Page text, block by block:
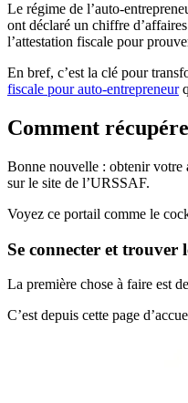
Le régime de l’auto-
ont déclaré un chiffre
l’attestation fiscale pour
En bref, c’est la clé pour
fiscale pour auto-entrepreneur
Comment
Bonne nouvelle : obtenir votre
sur le site de l’URSSAF.
Voyez ce portail comme le
Se connecter et trouver
La première chose à faire est
C’est depuis cette page